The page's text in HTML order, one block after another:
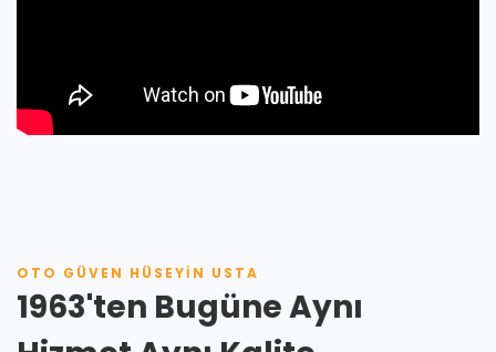
OTO GÜVEN HÜSEYIN USTA
1963'ten Bugüne Aynı